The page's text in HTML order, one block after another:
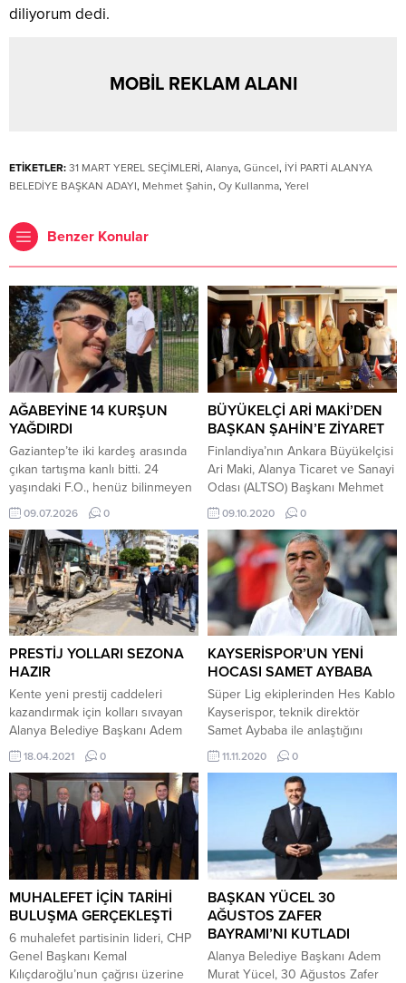
diliyorum dedi.
MOBİL REKLAM ALANI
ETİKETLER: 31 MART YEREL SEÇİMLERİ, Alanya, Güncel, İYİ PARTİ ALANYA
BELEDİYE BAŞKAN ADAYI, Mehmet Şahin, Oy Kullanma, Yerel
Benzer Konular
AĞABEYİNE 14 KURŞUN
YAĞDIRDI
Gaziantep’te iki kardeş arasında
çıkan tartışma kanlı bitti. 24
yaşındaki F.O., henüz bilinmeyen
bir nedenle tartıştığı ağabeyi Fuat
Orhan’ı (26) tabancayla defalarca
vurarak öldürdü. Olay, sabah
saatlerinde Gaziantep’in Sinan
Mahallesi’nde bulunan bir çiftlikte
meydana geldi. Edinilen bilgilere
göre F.O. ile ağabeyi Fuat Orhan
arasında başlayan sözlü tartışma
kısa sürede kavgaya...
09.07.2026 0
BÜYÜKELÇİ ARİ MAKİ’DEN
BAŞKAN ŞAHİN’E ZİYARET
Finlandiya’nın Ankara Büyükelçisi
Ari Maki, Alanya Ticaret ve Sanayi
Odası (ALTSO) Başkanı Mehmet
Şahin’i ziyaret etti. Ziyarette,
Konsolos Raimo Pahkasalo, Fahri
Konsolos Kuddusi Müftüoğlu,
Alanya Belediye Meclis Üyesi
Paulina Müftüoğlu ve ALTSO
Yönetim Kurulu Üyeleri Hilmi Bilal
Sözen ve Raşit Sadullahoğlu da
hazır bulundu. İşbirliği fırsatlarının
görüşüldüğü ziyarette ALTSO
Başkanı...
09.10.2020 0
PRESTİJ YOLLARI SEZONA
HAZIR
Kente yeni prestij caddeleri
kazandırmak için kolları sıvayan
Alanya Belediye Başkanı Adem
Murat Yücel, Kadıpaşa ve Saray
mahalleleri arasındaki devam
eden çalışmaları yerinde inceledi.
Alanya Belediyesi Fen İşleri
Müdürlüğü’ne bağlı ekipler,
Kadıpaşa ve Saray mahalleleri
arasında oluşturulacak yeni
prestij caddesi için alt ve üst yapı
çalışmalarına devam ediyor.
Göreve geldiği...
18.04.2021 0
KAYSERİSPOR’UN YENİ
HOCASI SAMET AYBABA
Süper Lig ekiplerinden Hes Kablo
Kayserispor, teknik direktör
Samet Aybaba ile anlaştığını
açıkladı. Sarı-kırmızılı kulübün
resmi sosyal medya hesabı
aracılığıyla paylaşılan görsel ve
bilgilendirme metninde, “Samet
Aybaba Kayserispor’umuzda! Hoş
geldin Samet Aybaba!” ifadelerine
yer verildi.
11.11.2020 0
MUHALEFET İÇİN TARİHİ
BULUŞMA GERÇEKLEŞTİ
6 muhalefet partisinin lideri, CHP
Genel Başkanı Kemal
Kılıçdaroğlu’nun çağrısı üzerine
BAŞKAN YÜCEL 30
AĞUSTOS ZAFER
BAYRAMI’NI KUTLADI
Alanya Belediye Başkanı Adem
Murat Yücel, 30 Ağustos Zafer